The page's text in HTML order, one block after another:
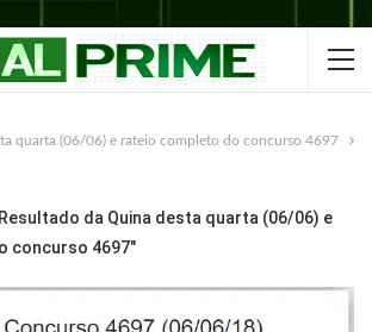
quarta (06/06) e rateio completo do concurso 4697
da Quina desta quarta (06/06) e
concurso 4697"